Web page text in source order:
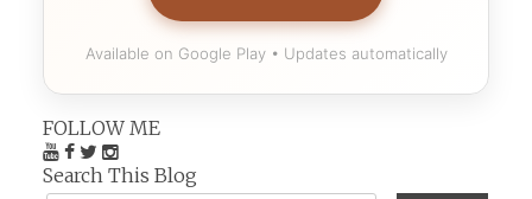
Available on Google Play • Updates automatically
FOLLOW ME
Search This Blog